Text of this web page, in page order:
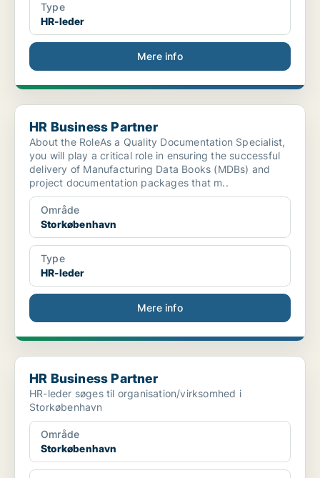
Type
HR-leder
Mere info
HR Business Partner
HR Business Partner
About the RoleAs a Quality Documentation Specialist,
you will play a critical role in ensuring the successful
delivery of Manufacturing Data Books (MDBs) and
project documentation packages that m..
Område
Storkøbenhavn
Type
HR-leder
Mere info
HR Business Partner
HR Business Partner
HR-leder søges til organisation/virksomhed i
Storkøbenhavn
Område
Storkøbenhavn